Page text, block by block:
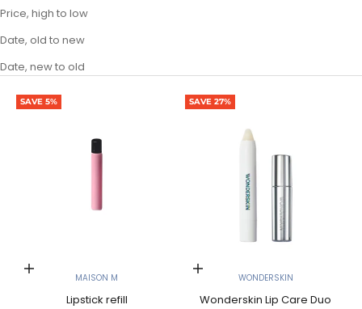
Price, high to low
Date, old to new
Date, new to old
SAVE 5%
Choose options
MAISON M
Lipstick refill
SAVE 27%
Add to cartWONDERSKIN
Wonderskin Lip Care Duo